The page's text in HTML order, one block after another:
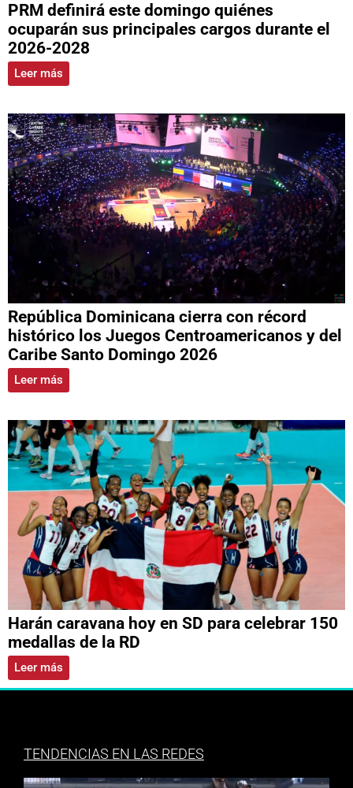
PRM definirá este domingo quiénes
ocuparán sus principales cargos durante el
2026-2028
Leer más
República Dominicana cierra con récord
histórico los Juegos Centroamericanos y del
Caribe Santo Domingo 2026
Leer más
Harán caravana hoy en SD para celebrar 150
medallas de la RD
Leer más
TENDENCIAS EN LAS REDES